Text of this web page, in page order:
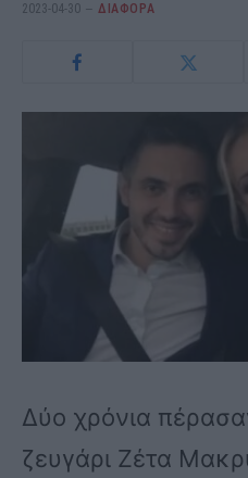
2023-04-30 ΔΙΆΦΟΡΑ
Δύο χρόνια
ζευγάρι Ζέτα